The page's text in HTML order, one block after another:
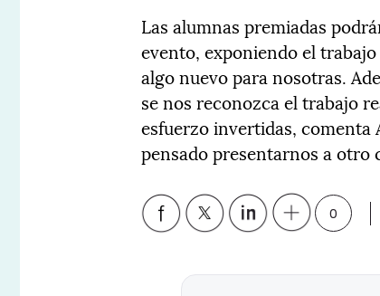
Las alumnas premiadas
evento, exponiendo el
algo nuevo para nosotras.
se nos reconozca el trabajo
esfuerzo invertidas, comenta
pensado presentarnos a otro
0